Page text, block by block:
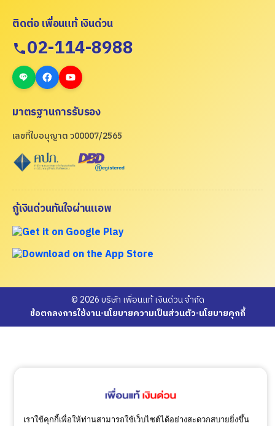
ติดต่อ เพื่อนแท้ เงินด่วน
02-114-8988
มาตรฐานการรับรอง
เลขที่ใบอนุญาต ว00007/2565
กู้เงินด่วนทันใจผ่านแอพ
© 2026 บริษัท เพื่อนแท้ เงินด่วน จำกัด
ข้อตกลงการใช้งาน•นโยบายความเป็นส่วนตัว•นโยบายคุกกี้
เราใช้คุกกี้เพื่อให้ท่านสามารถใช้เว็บไซต์ได้อย่างสะดวกสบายยิ่งขึ้น